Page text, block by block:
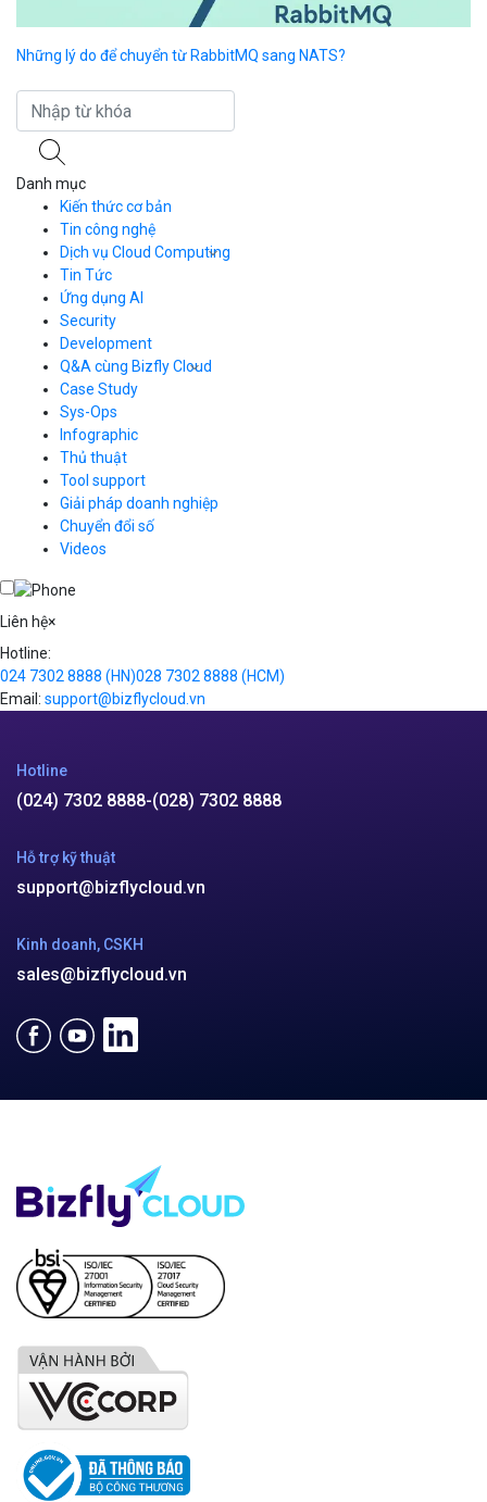
Những lý do để chuyển từ RabbitMQ sang NATS?
Danh mục
Kiến thức cơ bản
Tin công nghệ
Dịch vụ Cloud Computing
Cloud Server
CDN
Load Balancer
Auto Scaling
Container Registry
Kubernetes
Cloud Database
Call Center
Business Email
Simple Storage
VOD
VPN
Traffic Manager
Cloud VPS
Videos
Tin Tức
Ứng dụng AI
Security
Development
Q&A cùng Bizfly Cloud
Q&A về Bizfly Cloud Server
Thao tác kết nối tới server
Videos
Q&A về Bizfly Business Email
Videos
Case Study
Sys-Ops
Infographic
Thủ thuật
Tool support
Giải pháp doanh nghiệp
Chuyển đổi số
Videos
Liên hệ×
Hotline:
024 7302 8888 (HN)028 7302 8888 (HCM)
Email: support@bizflycloud.vn
Hotline
(024) 7302 8888-(028) 7302 8888
Hỗ trợ kỹ thuật
support@bizflycloud.vn
Kinh doanh, CSKH
sales@bizflycloud.vn